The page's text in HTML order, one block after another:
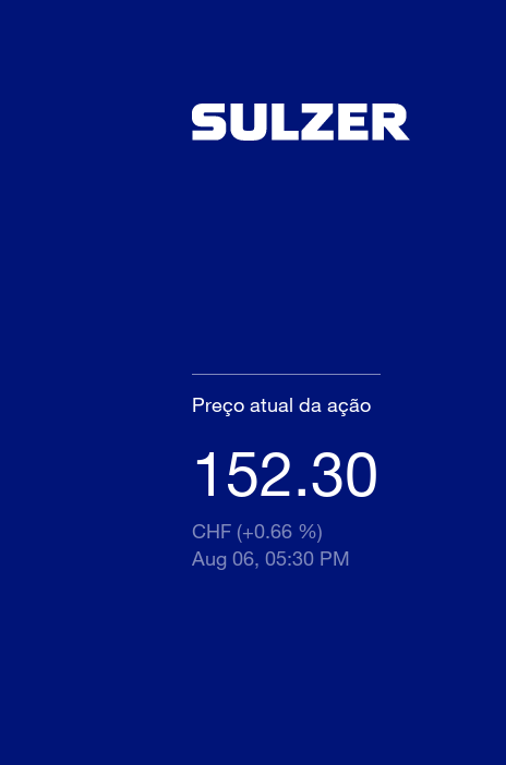
Preço atual da ação
152.30
CHF (+0.66 %)
Aug 06, 05:30 PM